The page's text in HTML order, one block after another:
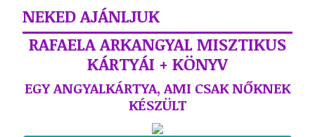
NEKED AJÁNLJUK
RAFAELA ARKANGYAL MISZTIKUS
KÁRTYÁI + KÖNYV
EGY ANGYALKÁRTYA, AMI CSAK NŐKNEK
KÉSZÜLT